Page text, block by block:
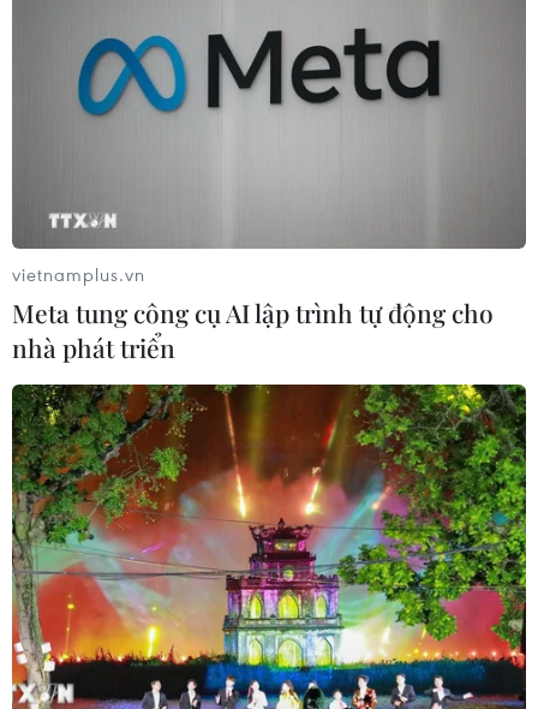
vietnamplus.vn
Meta tung công cụ AI lập trình tự động cho
nhà phát triển